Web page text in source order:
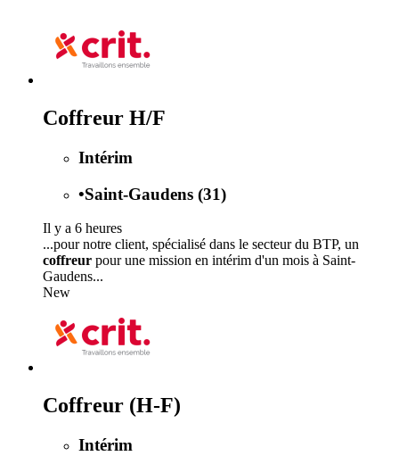
Coffreur H/F
Intérim
•Saint-Gaudens (31)
Il y a 6 heures
...pour notre client, spécialisé dans le secteur du BTP, un
coffreur pour une mission en intérim d'un mois à Saint-
Gaudens...
New
Coffreur (H-F)
Intérim